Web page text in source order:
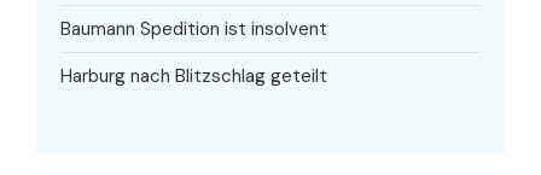
Baumann Spedition ist insolvent
Harburg nach Blitzschlag geteilt